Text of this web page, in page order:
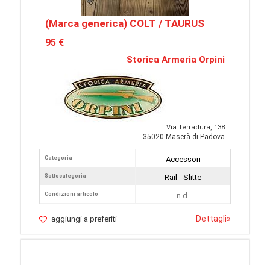
(Marca generica) COLT / TAURUS
95 €
Storica Armeria Orpini
Via Terradura, 138
35020 Maserà di Padova
Categoria
Sottocategoria
Condizioni articolo
Accessori
Rail - Slitte
n.d.
aggiungi a preferiti Dettagli»